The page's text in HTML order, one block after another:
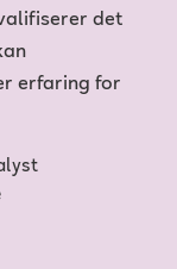
det
erfaring for